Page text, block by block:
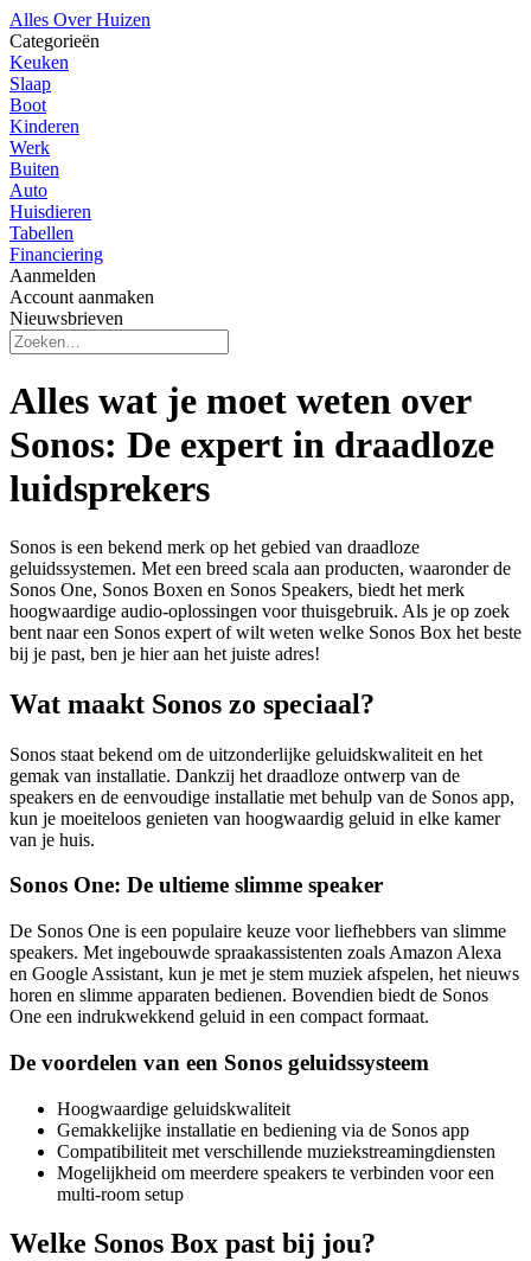
Alles Over Huizen
Categorieën
Keuken
Slaap
Boot
Kinderen
Werk
Buiten
Auto
Huisdieren
Tabellen
Financiering
Aanmelden
Account aanmaken
Nieuwsbrieven
Alles wat je moet weten over
Sonos: De expert in draadloze
luidsprekers
Sonos is een bekend merk op het gebied van draadloze
geluidssystemen. Met een breed scala aan producten, waaronder de
Sonos One, Sonos Boxen en Sonos Speakers, biedt het merk
hoogwaardige audio-oplossingen voor thuisgebruik. Als je op zoek
bent naar een Sonos expert of wilt weten welke Sonos Box het beste
bij je past, ben je hier aan het juiste adres!
Wat maakt Sonos zo speciaal?
Sonos staat bekend om de uitzonderlijke geluidskwaliteit en het
gemak van installatie. Dankzij het draadloze ontwerp van de
speakers en de eenvoudige installatie met behulp van de Sonos app,
kun je moeiteloos genieten van hoogwaardig geluid in elke kamer
van je huis.
Sonos One: De ultieme slimme speaker
De Sonos One is een populaire keuze voor liefhebbers van slimme
speakers. Met ingebouwde spraakassistenten zoals Amazon Alexa
en Google Assistant, kun je met je stem muziek afspelen, het nieuws
horen en slimme apparaten bedienen. Bovendien biedt de Sonos
One een indrukwekkend geluid in een compact formaat.
De voordelen van een Sonos geluidssysteem
Hoogwaardige geluidskwaliteit
Gemakkelijke installatie en bediening via de Sonos app
Compatibiliteit met verschillende muziekstreamingdiensten
Mogelijkheid om meerdere speakers te verbinden voor een
multi-room setup
Welke Sonos Box past bij jou?